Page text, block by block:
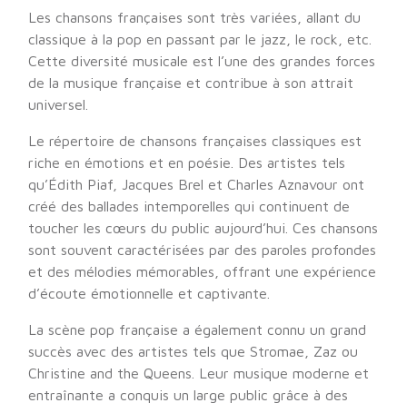
Les chansons françaises sont très variées, allant du
classique à la pop en passant par le jazz, le rock, etc.
Cette diversité musicale est l’une des grandes forces
de la musique française et contribue à son attrait
universel.
Le répertoire de chansons françaises classiques est
riche en émotions et en poésie. Des artistes tels
qu’Édith Piaf, Jacques Brel et Charles Aznavour ont
créé des ballades intemporelles qui continuent de
toucher les cœurs du public aujourd’hui. Ces chansons
sont souvent caractérisées par des paroles profondes
et des mélodies mémorables, offrant une expérience
d’écoute émotionnelle et captivante.
La scène pop française a également connu un grand
succès avec des artistes tels que Stromae, Zaz ou
Christine and the Queens. Leur musique moderne et
entraînante a conquis un large public grâce à des